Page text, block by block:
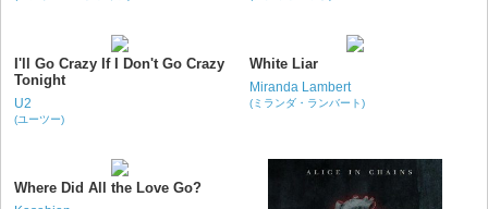
I'll Go Crazy If I Don't Go Crazy
Tonight
U2
(ユーツー)
White Liar
Miranda Lambert
(ミランダ・ランバート)
Where Did All the Love Go?